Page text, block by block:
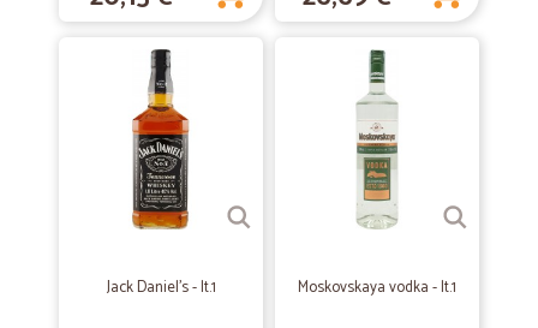
—
Servizio ottimo e prodotti di qualità.
Servizio ottimo e prodotti di qualità.
19/02/2020
—Antonella imma V.
Tutto perfetto e puntuale! Grazie
Jack Daniel's - lt.1 Moskovskaya vodka - lt.1